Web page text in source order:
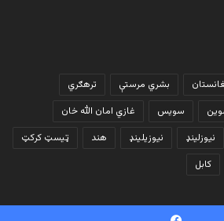
بشري مرستې
ترهګري
سویس
غازي امان الله خان
نیوزلینډ نیوزیلینډ هند
ټیسټ کرکټ
کابل